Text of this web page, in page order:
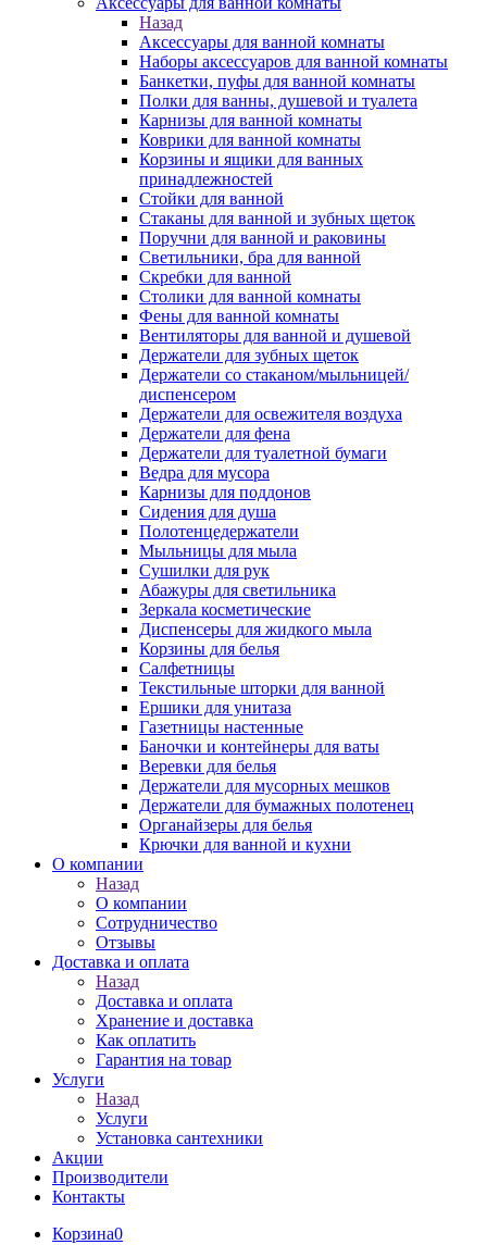
Назад
Аксессуары для ванной комнаты
Наборы аксессуаров для ванной комнаты
Банкетки, пуфы для ванной комнаты
Полки для ванны, душевой и туалета
Карнизы для ванной комнаты
Коврики для ванной комнаты
Корзины и ящики для ванных
принадлежностей
Стойки для ванной
Стаканы для ванной и зубных щеток
Поручни для ванной и раковины
Светильники, бра для ванной
Скребки для ванной
Столики для ванной комнаты
Фены для ванной комнаты
Вентиляторы для ванной и душевой
Держатели для зубных щеток
Держатели со стаканом/мыльницей/
диспенсером
Держатели для освежителя воздуха
Держатели для фена
Держатели для туалетной бумаги
Ведра для мусора
Карнизы для поддонов
Сидения для душа
Полотенцедержатели
Мыльницы для мыла
Сушилки для рук
Абажуры для светильника
Зеркала косметические
Диспенсеры для жидкого мыла
Корзины для белья
Салфетницы
Текстильные шторки для ванной
Ершики для унитаза
Газетницы настенные
Баночки и контейнеры для ваты
Веревки для белья
Держатели для мусорных мешков
Держатели для бумажных полотенец
Органайзеры для белья
Крючки для ванной и кухни
О компании
Назад
О компании
Сотрудничество
Отзывы
Доставка и оплата
Назад
Доставка и оплата
Хранение и доставка
Как оплатить
Гарантия на товар
Услуги
Назад
Услуги
Установка сантехники
Акции
Производители
Контакты
Корзина0